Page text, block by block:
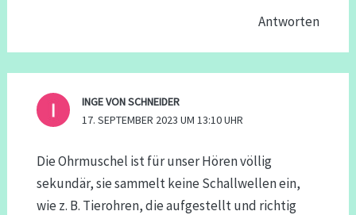
Antworten
INGE VON SCHNEIDER
17. SEPTEMBER 2023 UM 13:10 UHR
Die Ohrmuschel ist für unser Hören völlig
sekundär, sie sammelt keine Schallwellen ein,
wie z. B. Tierohren, die aufgestellt und richtig